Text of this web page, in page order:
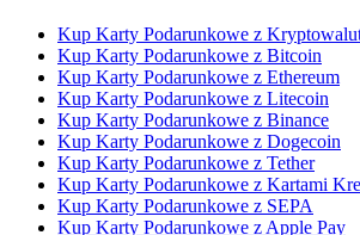
Kup Karty Podarunkowe z
Kup Karty Podarunkowe z Bitcoin
Kup Karty Podarunkowe z Ethereum
Kup Karty Podarunkowe z Litecoin
Kup Karty Podarunkowe z Binance
Kup Karty Podarunkowe z Dogecoin
Kup Karty Podarunkowe z Tether
Kup Karty Podarunkowe z Kartami
Kup Karty Podarunkowe z SEPA
Kup Karty Podarunkowe z Apple Pay